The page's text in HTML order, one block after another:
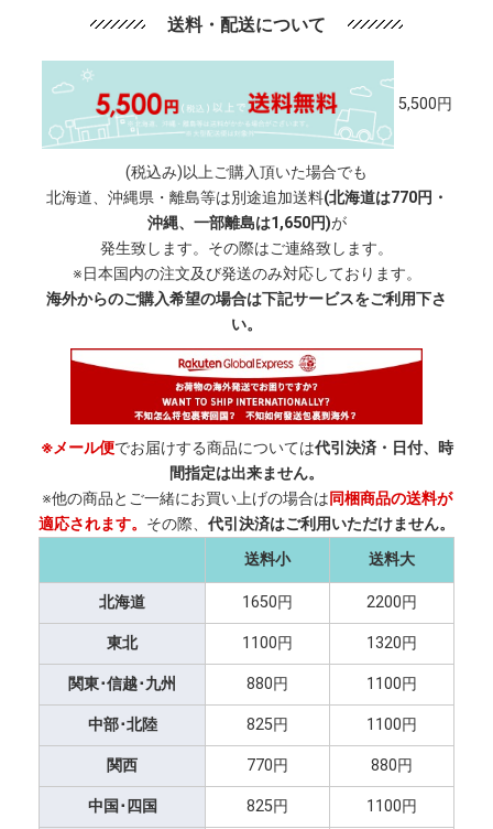
送料・配送について
5,500円
(税込み)以上ご購入頂いた場合でも
北海道、沖縄県・離島等は別途追加送料(北海道は770円・
沖縄、一部離島は1,650円)が
発生致します。その際はご連絡致します。
※日本国内の注文及び発送のみ対応しております。
海外からのご購入希望の場合は下記サービスをご利用下さ
い。
※メール便でお届けする商品については代引決済・日付、時
間指定は出来ません。
※他の商品とご一緒にお買い上げの場合は同梱商品の送料が
適応されます。 その際、 代引決済はご利用いただけません。
送料小
送料大
北海道 1650円 2200円
東北 1100円 1320円
関東･信越･九州 880円 1100円
中部･北陸 825円 1100円
関西 770円 880円
中国･四国 825円 1100円